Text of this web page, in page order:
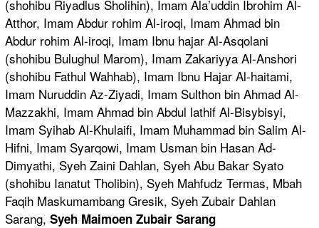
(shohibu Riyadlus Sholihin), Imam Ala’uddin Ibrohim Al-
Atthor, Imam Abdur rohim Al-iroqi, Imam Ahmad bin
Abdur rohim Al-iroqi, Imam Ibnu hajar Al-Asqolani
(shohibu Bulughul Marom), Imam Zakariyya Al-Anshori
(shohibu Fathul Wahhab), Imam Ibnu Hajar Al-haitami,
Imam Nuruddin Az-Ziyadi, Imam Sulthon bin Ahmad Al-
Mazzakhi, Imam Ahmad bin Abdul lathif Al-Bisybisyi,
Imam Syihab Al-Khulaifi, Imam Muhammad bin Salim Al-
Hifni, Imam Syarqowi, Imam Usman bin Hasan Ad-
Dimyathi, Syeh Zaini Dahlan, Syeh Abu Bakar Syato
(shohibu Ianatut Tholibin), Syeh Mahfudz Termas, Mbah
Faqih Maskumambang Gresik, Syeh Zubair Dahlan
Sarang, Syeh Maimoen Zubair Sarang